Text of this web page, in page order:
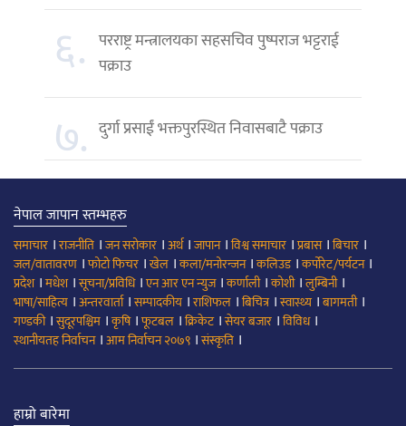
६. परराष्ट्र मन्त्रालयका सहसचिव पुष्पराज भट्टराई
पक्राउ
७. दुर्गा प्रसाईं भक्तपुरस्थित निवासबाटै पक्राउ
नेपाल जापान स्तम्भहरु
समाचार ।राजनीति ।जन सरोकार ।अर्थ।जापान।विश्व समाचार ।प्रबास।बिचार ।
जल/वातावरण ।फोटो फिचर ।खेल ।कला/मनोरन्जन।कलिउड।कर्पोरेट/पर्यटन।
प्रदेश।मधेश।सूचना/प्रविधि।एन आर एन न्युज।कर्णाली।कोशी।लुम्बिनी।
भाषा/साहित्य ।अन्तरवार्ता।सम्पादकीय ।राशिफल ।बिचित्र।स्वास्थ्य ।बागमती।
गण्डकी।सुदूरपश्चिम ।कृषि।फूटबल ।क्रिकेट।सेयर बजार ।विविध।
स्थानीयतह निर्वाचन।आम निर्वाचन २०७९ ।संस्कृति ।
हाम्रो बारेमा